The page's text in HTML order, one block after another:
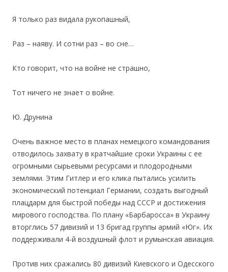
Я только раз видала рукопашный,
Раз – наяву. И сотни раз – во сне…
Кто говорит, что на войне не страшно,
Тот ничего не знает о войне.
Ю. Друнина
Очень важное место в планах немецкого командования
отводилось захвату в кратчайшие сроки Украины с ее
огромными сырьевыми ресурсами и плодородными
землями. Этим Гитлер и его клика пытались усилить
экономический потенциал Германии, создать выгодный
плацдарм для быстрой победы над СССР и достижения
мирового господства. По плану «Барбаросса» в Украину
вторглись 57 дивизий и 13 бригад группы армий «Юг». Их
поддерживали 4-й воздушный флот и румынская авиация.
Против них сражались 80 дивизий Киевского и Одесского